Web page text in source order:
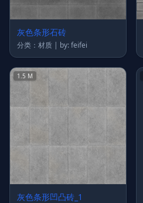
灰色条形石砖
分类：材质 | by: feifei
1.5 M
灰色条形凹凸砖_1